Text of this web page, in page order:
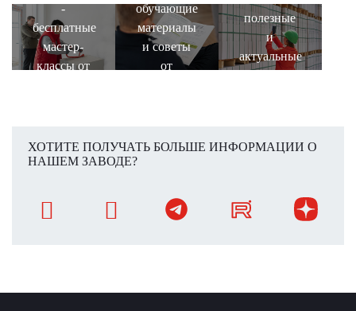
-
бесплатные
мастер-
классы от
обучающие
материалы
и советы
от
полезные
и
актуальные
ХОТИТЕ ПОЛУЧАТЬ БОЛЬШЕ ИНФОРМАЦИИ О
НАШЕМ ЗАВОДЕ?